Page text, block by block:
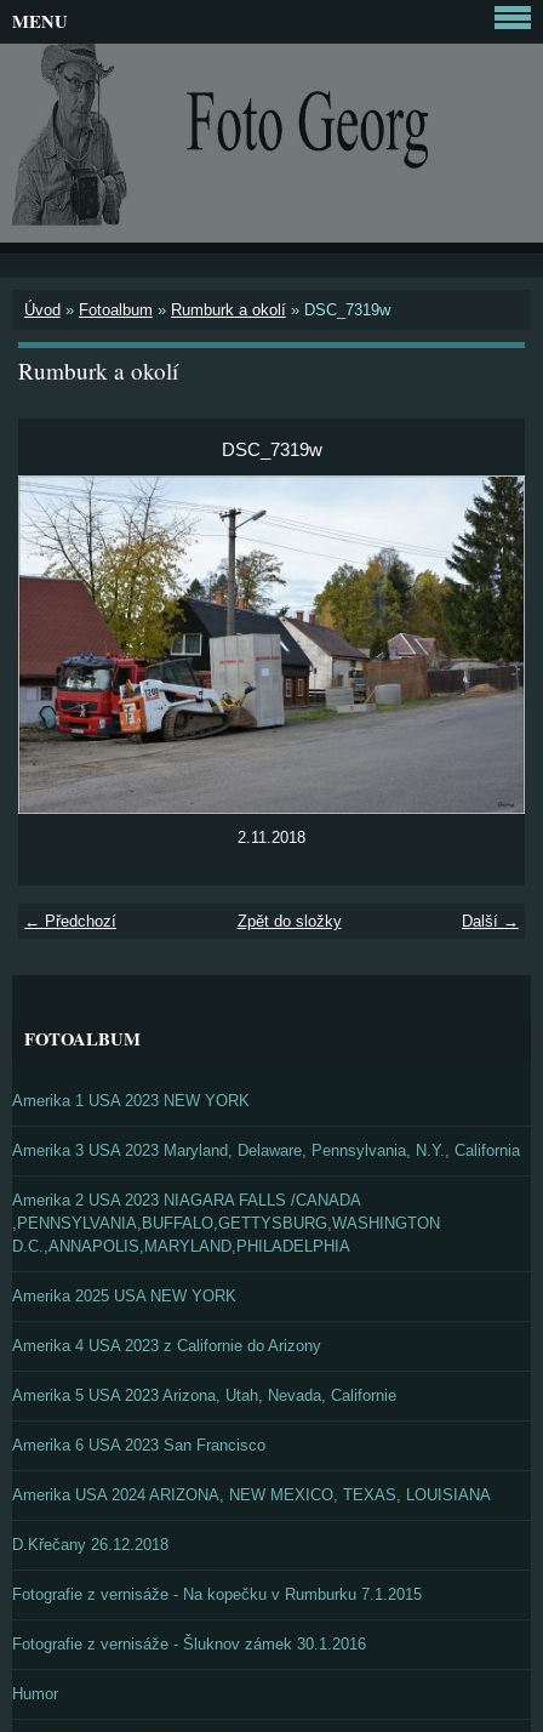
Úvod » Fotoalbum » Rumburk a okolí » DSC_7319w
Rumburk a okolí
DSC_7319w
2.11.2018
← Předchozí Další →
Zpět do složky
MENU
FOTOALBUM
Amerika 1 USA 2023 NEW YORK
Amerika 3 USA 2023 Maryland, Delaware, Pennsylvania, N.Y., California
Amerika 2 USA 2023 NIAGARA FALLS /CANADA
,PENNSYLVANIA,BUFFALO,GETTYSBURG,WASHINGTON
D.C.,ANNAPOLIS,MARYLAND,PHILADELPHIA
Amerika 2025 USA NEW YORK
Amerika 4 USA 2023 z Californie do Arizony
Amerika 5 USA 2023 Arizona, Utah, Nevada, Californie
Amerika 6 USA 2023 San Francisco
Amerika USA 2024 ARIZONA, NEW MEXICO, TEXAS, LOUISIANA
D.Křečany 26.12.2018
Fotografie z vernisáže - Na kopečku v Rumburku 7.1.2015
Fotografie z vernisáže - Šluknov zámek 30.1.2016
Humor